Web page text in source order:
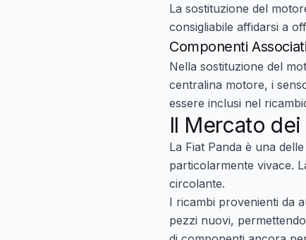
La sostituzione del
consigliabile affidarsi a
Componenti Associati
Nella sostituzione del
centralina motore, i
essere inclusi nel
Il Mercato dei
La Fiat Panda è una
particolarmente vivace.
circolante.
I ricambi provenienti da
pezzi nuovi,